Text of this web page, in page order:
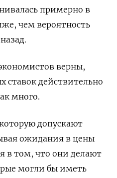
примерно в
чем вероятность
верны,
ставок действительно
много.
допускают
ожидания в цены
в том, что они делают
могли бы иметь